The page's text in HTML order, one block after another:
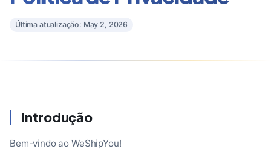
Última atualização: May 2, 2026
Introdução
Bem-vindo ao WeShipYou!